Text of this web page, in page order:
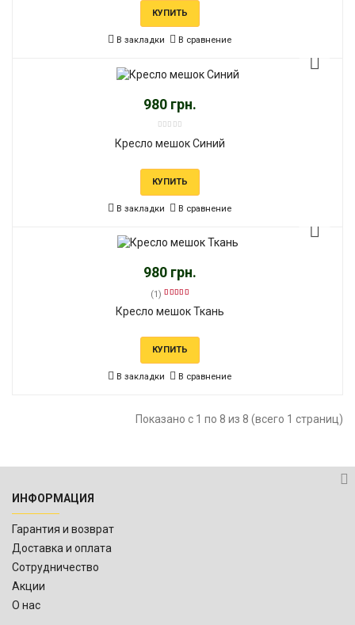
КУПИТЬ
В закладки В сравнение
980 грн.
Кресло мешок Синий
КУПИТЬ
В закладки В сравнение
980 грн.
(1)
Кресло мешок Ткань
КУПИТЬ
В закладки В сравнение
Показано с 1 по 8 из 8 (всего 1 страниц)
ИНФОРМАЦИЯ
Гарантия и возврат
Доставка и оплата
Сотрудничество
Акции
О нас